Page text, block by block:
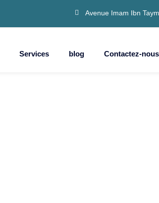
Avenue Imam Ibn
Services blog Contactez-nous